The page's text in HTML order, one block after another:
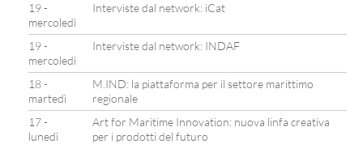
19 -
mercoledì
Interviste dal network: iCat
19 -
mercoledì
Interviste dal network: INDAF
18 -
martedì
M.IND: la piattaforma per il settore marittimo
regionale
17 -
lunedì
Art for Maritime Innovation: nuova linfa creativa
per i prodotti del futuro